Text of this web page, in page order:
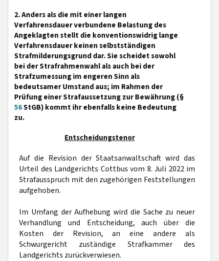
2. Anders als die mit einer langen
Verfahrensdauer verbundene Belastung des
Angeklagten stellt die konventionswidrig lange
Verfahrensdauer keinen selbstständigen
Strafmilderungsgrund dar. Sie scheidet sowohl
bei der Strafrahmenwahl als auch bei der
Strafzumessung im engeren Sinn als
bedeutsamer Umstand aus; im Rahmen der
Prüfung einer Strafaussetzung zur Bewährung (§
56StGB) kommt ihr ebenfalls keine Bedeutung
zu.
Entscheidungstenor
Auf die Revision der Staatsanwaltschaft wird das
Urteil des Landgerichts Cottbus vom 8. Juli 2022 im
Strafausspruch mit den zugehörigen Feststellungen
aufgehoben.
Im Umfang der Aufhebung wird die Sache zu neuer
Verhandlung und Entscheidung, auch über die
Kosten der Revision, an eine andere als
Schwurgericht zuständige Strafkammer des
Landgerichts zurückverwiesen.